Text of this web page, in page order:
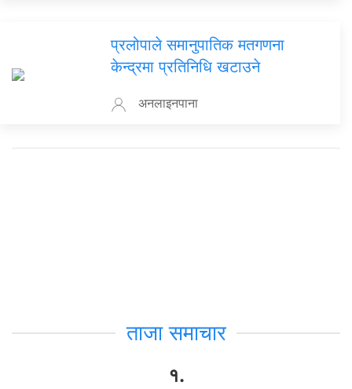
प्रलोपाले समानुपातिक मतगणना
केन्द्रमा प्रतिनिधि खटाउने
अनलाइनपाना
ताजा समाचार
१.